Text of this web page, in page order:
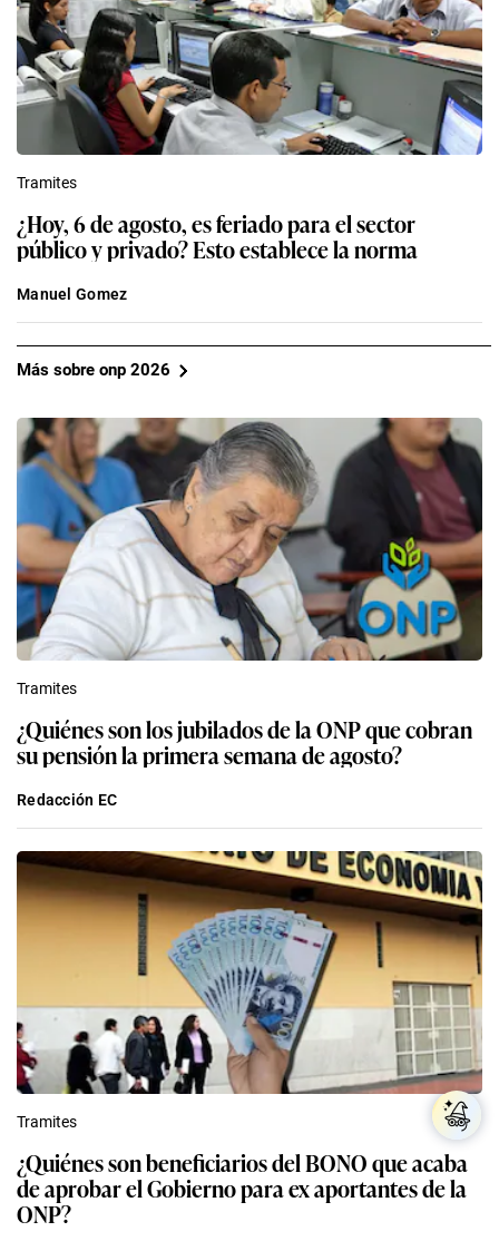
Tramites
¿Hoy, 6 de agosto, es feriado para el sector
público y privado? Esto establece la norma
Manuel Gomez
Más sobre onp 2026
Tramites
¿Quiénes son los jubilados de la ONP que cobran
su pensión la primera semana de agosto?
Redacción EC
Tramites
¿Quiénes son beneficiarios del BONO que acaba
de aprobar el Gobierno para ex aportantes de la
ONP?